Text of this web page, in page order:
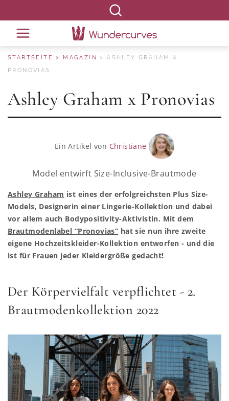
STARTSEITE MAGAZIN
ASHLEY GRAHAM X
PRONOVIAS
Ashley Graham x Pronovias
Ein Artikel von Christiane
Model entwirft Size-Inclusive-Brautmode
Ashley Graham ist eines der erfolgreichsten Plus Size-
Models, Designerin einer Lingerie-Kollektion und dabei
vor allem auch Bodypositivity-Aktivistin. Mit dem
Brautmodenlabel “Pronovias” hat sie nun ihre zweite
eigene Hochzeitskleider-Kollektion entworfen - und die
ist für Frauen jeder Kleidergröße gedacht!
Der Körpervielfalt verpflichtet - 2.
Brautmodenkollektion 2022